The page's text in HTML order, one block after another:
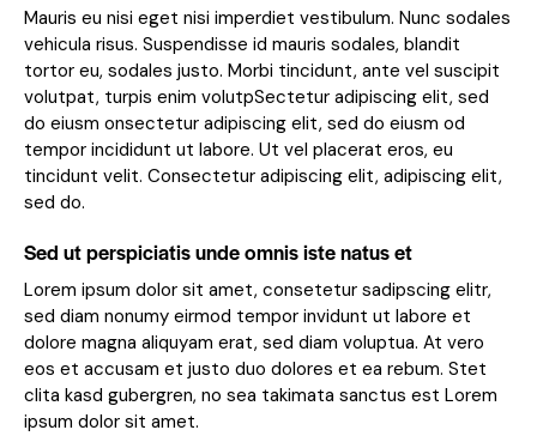
Mauris eu nisi eget nisi imperdiet vestibulum. Nunc sodales
vehicula risus. Suspendisse id mauris sodales, blandit
tortor eu, sodales justo. Morbi tincidunt, ante vel suscipit
volutpat, turpis enim volutpSectetur adipiscing elit, sed
do eiusm onsectetur adipiscing elit, sed do eiusm od
tempor incididunt ut labore. Ut vel placerat eros, eu
tincidunt velit. Consectetur adipiscing elit, adipiscing elit,
sed do.
Sed ut perspiciatis unde omnis iste natus et
Lorem ipsum dolor sit amet, consetetur sadipscing elitr,
sed diam nonumy eirmod tempor invidunt ut labore et
dolore magna aliquyam erat, sed diam voluptua. At vero
eos et accusam et justo duo dolores et ea rebum. Stet
clita kasd gubergren, no sea takimata sanctus est Lorem
ipsum dolor sit amet.